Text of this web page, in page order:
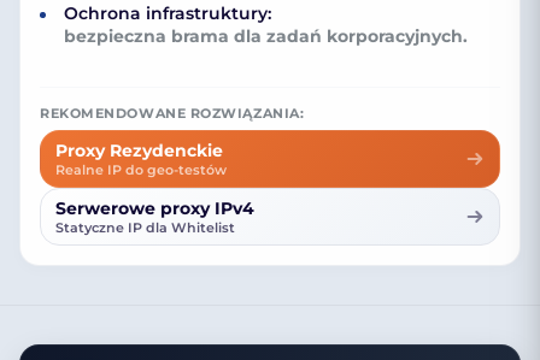
Ochrona infrastruktury:
bezpieczna brama dla zadań korporacyjnych.
REKOMENDOWANE ROZWIĄZANIA:
Proxy Rezydenckie
Realne IP do geo-testów
Serwerowe proxy IPv4
Statyczne IP dla Whitelist